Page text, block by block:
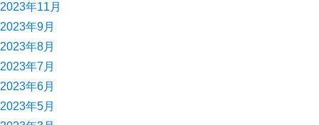
2023年11月
2023年9月
2023年8月
2023年7月
2023年6月
2023年5月